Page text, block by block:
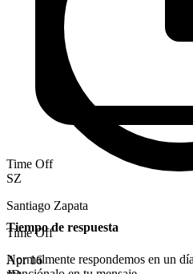
Time Off
SZ
Santiago Zapata
Time Off
Apr 16
Tiempo de respuesta
Normalmente respondemos en un